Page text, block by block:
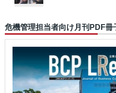
危機管理担当者向け月刊PDF冊